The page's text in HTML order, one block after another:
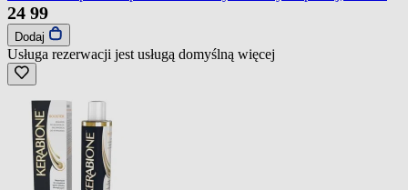
24 99
Dodaj
Usługa rezerwacji jest usługą domyślną więcej